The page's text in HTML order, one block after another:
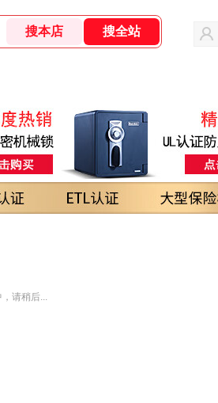
请稍后...